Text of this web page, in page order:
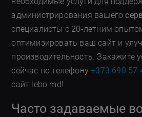
администрирования вашего
специалисты с 20-летним
оптимизировать ваш сайт и
производительность. Закажите
сейчас по телефону+373 690 57
сайт lebo.md!
Часто задаваемые